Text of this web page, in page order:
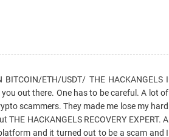
BITCOIN/ETH/USDT/ THE HACKANGELS I
you out there. One has to be careful. A lot of
scammers. They made me lose my hard
HACKANGELS RECOVERY EXPERT. A
and it turned out to be a scam and I